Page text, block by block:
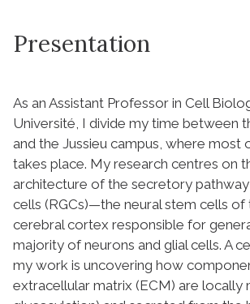
Presentation
As an Assistant Professor in Cell
Université, I divide my time between
and the Jussieu campus, where most
takes place. My research centres on
architecture of the secretory pathway
cells (RGCs)—the neural stem cells
cerebral cortex responsible for
majority of neurons and glial cells. A
my work is uncovering how
extracellular matrix (ECM) are locally